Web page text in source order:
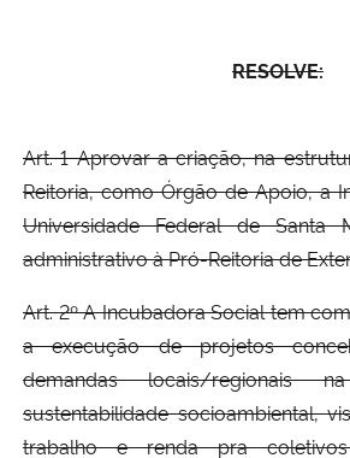
RESOLVE:
Art. 1 Aprovar a criação, na
Reitoria, como Órgão de Apoio, a
Universidade Federal de Santa
administrativo à Pró-Reitoria de
Art. 2º A Incubadora Social tem
a execução de projetos
demandas locais/regionais
sustentabilidade socioambiental,
trabalho e renda pra